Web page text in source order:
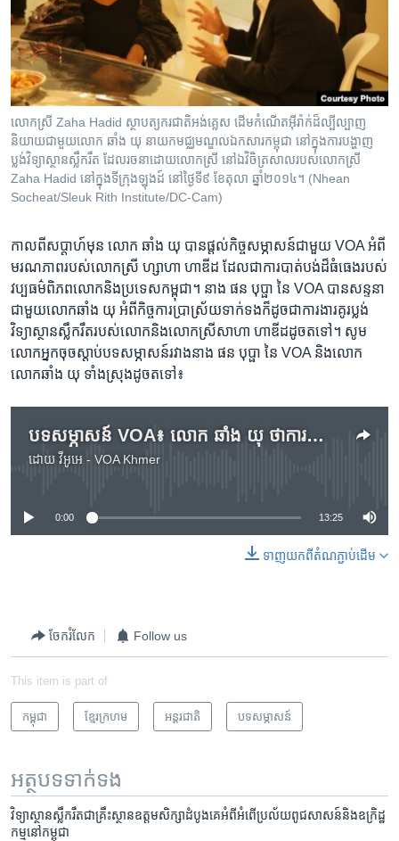
លោក​ស្រី​ Zaha Hadid ​ស្ថាបត្យករ​ជាតិ​អង់គ្លេស​ ដើម​កំណើត​អ៊ីរ៉ាក់​ដ៏​ល្បី​ល្បាញ​
និយាយ​ជាមួយលោក​ ឆាំង​ យុ​ នាយក​មជ្ឈមណ្ឌល​ឯកសារ​កម្ពុជា​ នៅ​ក្នុង​ការ​បង្ហាញ​
ប្លង់​វិទ្យាស្ថាន​ស្លឹករឹត​ ដែល​រចនា​ដោយ​លោក​ស្រី​ នៅ​ឯ​វិចិត្រ​សាល​របស់​លោក​ស្រី​
Zaha Hadid នៅ​ក្នុង​ទីក្រុង​ឡុងដ៍​ នៅ​ថ្ងៃ​ទី​៩​ ខែ​តុលា​ ឆ្នាំ​២០១៤។ (Nhean
Socheat/Sleuk Rith Institute/DC-Cam)
កាល​ពី​សប្តាហ៍​មុន​ លោក​ ឆាំង យុ ​បាន​ផ្តល់​កិច្ច​សម្ភាសន៍​ជាមួយ​ VOA ​អំពី​
មរណភាព​របស់​លោក​ស្រី ​ហ្សាហា ​ហាឌីដ ដែល​ជា​ការ​បាត់បង់​ដ៏​ធំធេង​របស់
វប្បធម៌​ពិភពលោក​និង​ប្រទេស​កម្ពុជា។ នាង​ ផន​ បុប្ផា ​នៃ ​VOA បាន​សន្ទនា​
ជា​មួយ​លោក​ឆាំង ​យុ​ អំពី​កិច្ចការ​ប្រាស្រ័យ​ទាក់ទង​ក៏​ដូច​ជា​ការងារ​គូរ​ប្លង់​
វិទ្យាស្ថាន​ស្លឹករឹត​របស់​លោក​និង​លោក​ស្រី​សាហា ​ហាឌីដ​ដូច​ត​ទៅ។ សូម​
លោក​អ្នក​ចុច​ស្តាប់​បទ​សម្ភាសន៍​រវាង​នាង​ ផន​ បុប្ផា ​នៃ ​VOA​ និង​លោក
លោក​ឆាំង យុ ទាំង​ស្រុង​ដូច​តទៅ៖
បទសម្ភាសន៍ VOA៖ លោក​ ឆាំង​ យុ ​ថា​ការ​ស្លាប់​នៃ​ស្ថាបត្យករ​ប្លង់​វិទ្យាស្ថាន​ស្លឹករឹត​ជា​ការ​បាត់បង់​មួយ​របស់​កម្ពុជា
ដោយ វីអូអេ - VOA Khmer
0:00 13:25
ទាញ​យក​ពី​តំណភ្ជាប់​ដើម
ចែករំលែក Follow us
This item is part of
កម្ពុជា ខ្មែរ​ក្រហម អន្តរជាតិ បទ​សម្ភាសន៍
អត្ថបទ​ទាក់ទង
វិទ្យាស្ថាន​ស្លឹករឹត​ជាគ្រឹះស្ថាន​ឧត្តម​សិក្សា​ដំបូង​គេ​អំពី​អំពើ​ប្រល័យ​ពូជសាសន៍​​និង​ឧក្រិដ្ឋ
កម្ម​​នៅ​​កម្ពុជា